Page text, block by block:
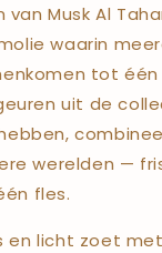
Musk Al
waarin
tot
uit de
werelden —
fles.
en licht zoet